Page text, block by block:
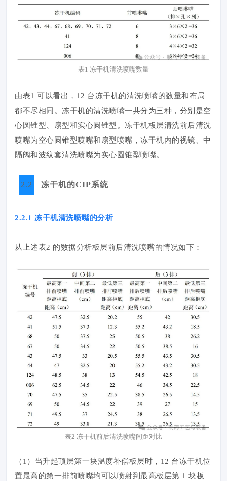
表1 冻干机清洗喷嘴数量
由表1 可以看出，12 台冻干机的清洗喷嘴的数量和布局
都不尽相同。冻干机的清洗喷嘴一共分为三种，分别是空
心圆锥型、扇型和实心圆锥型。冻干机板层清洗前后清洗
喷嘴为空心圆锥型喷嘴和扇型喷嘴，冻干机内的视镜、中
隔阀和波纹套清洗喷嘴为实心圆锥型喷嘴。
2.2 冻干机的CIP系统
2.2.1 冻干机清洗喷嘴的分析
从上述表2 的数据分析板层前后清洗喷嘴的情况如下：
表2 冻干机前后清洗喷嘴间距对比
（1）当升起顶层第一块温度补偿板层时，12 台冻干机位
置最高的第一排前喷嘴均可以喷射到最高板层第 1 块板